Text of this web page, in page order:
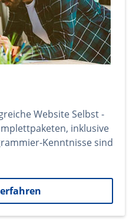
Website Selbst -
inklusive
Kenntnisse sind